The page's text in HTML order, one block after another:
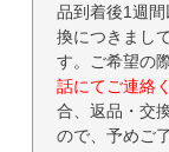
品到着後1週
換につきまし
す。ご希望の
話にてご連絡
合、返品・交
ので、予めご